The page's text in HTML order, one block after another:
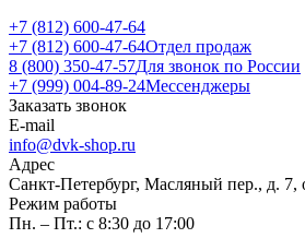
+7 (812) 600-47-64
+7 (812) 600-47-64Отдел продаж
8 (800) 350-47-57Для звонок по России
+7 (999) 004-89-24Мессенджеры
Заказать звонок
E-mail
info@dvk-shop.ru
Адрес
Санкт-Петербург, Масляный пер., д. 7,
Режим работы
Пн. – Пт.: с 8:30 до 17:00